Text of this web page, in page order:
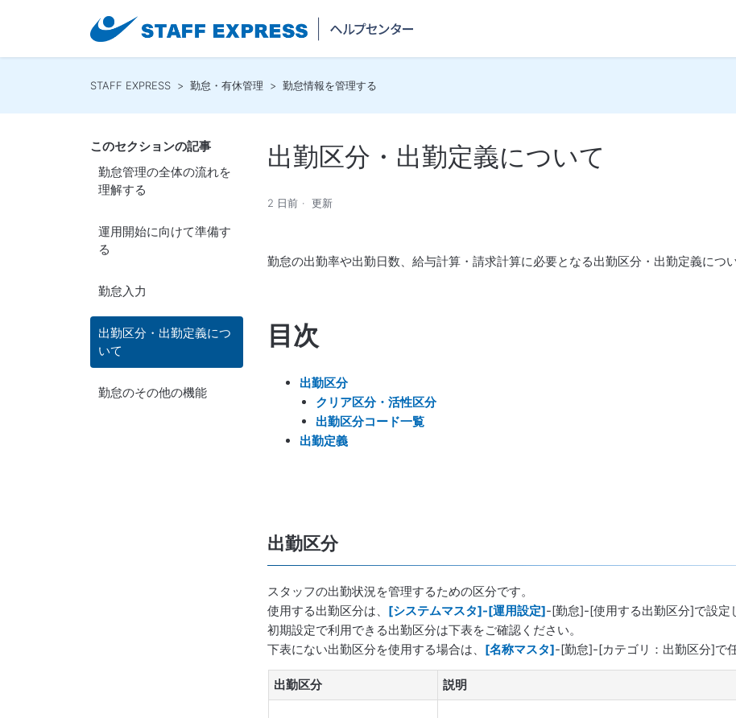
STAFF EXPRESS 勤怠・有休管理 勤怠情報を管理する
このセクションの記事
勤怠管理の全体の流れを
理解する
運用開始に向けて準備す
る
勤怠入力
出勤区分・出勤定義につ
いて
勤怠のその他の機能
出勤区分・出勤定義について
2 日前 更新
勤怠の出勤率や出勤日数、給与計算・請求計算に必要となる出勤区分・出勤定義につ
目次
出勤区分
クリア区分・活性区分
出勤区分コード一覧
出勤定義
出勤区分
スタッフの出勤状況を管理するための区分です。
使用する出勤区分は、 [システムマスタ]-[運用設定]-[勤怠]-[使用する出勤区分]で設定
初期設定で利用できる出勤区分は下表をご確認ください。
下表にない出勤区分を使用する場合は、 [名称マスタ]-[勤怠]-[カテゴリ：出勤区分]で
出勤区分 説明